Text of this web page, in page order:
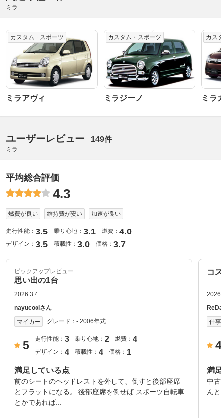
ミラ
カスタム・スポーツ
ミラアヴィ
カスタム・スポーツ
ミラジーノ
カス
ミラ
ユーザーレビュー 149件
ミラ
平均総合評価
4.3
燃費が良い 維持費が安い 加速が良い
走行性能： 3.5 乗り心地： 3.1 燃費： 4.0
デザイン： 3.5 積載性： 3.0 価格： 3.7
ピックアップレビュー
思い出の1台
2026.3.4
nayucoolさん
マイカー
グレード： - 2006年式
5
走行性能： 3 乗り心地： 2 燃費： 4
デザイン： 4 積載性： 4 価格： 1
満足している点
前のシートのヘッドレストを外して、倒すと後部座席
とフラットになる。 後部座席を倒せば スポーツ自転車
とかであれば...
コ
仕
満
中
ん